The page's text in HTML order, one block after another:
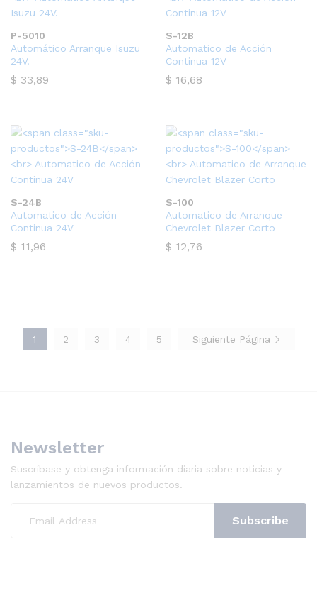
P-5010
Automático Arranque Isuzu
24V.
$ 33,89
S-12B
Automatico de Acción
Continua 12V
$ 16,68
S-24B
Automatico de Acción
Continua 24V
$ 11,96
S-100
Automatico de Arranque
Chevrolet Blazer Corto
$ 12,76
1 2 3 4 5 Siguiente Página
Newsletter
Suscríbase y obtenga información diaria sobre noticias y
lanzamientos de nuevos productos.